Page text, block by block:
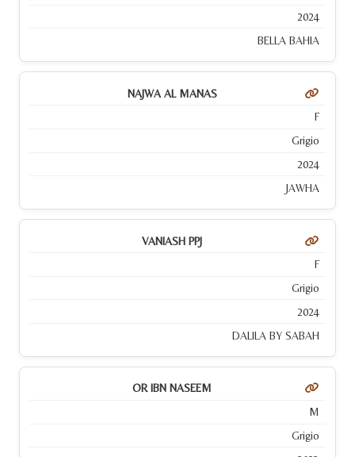
2024
BELLA BAHIA
NAJWA AL MANAS
F
Grigio
2024
JAWHA
VANIASH PPJ
F
Grigio
2024
DALILA BY SABAH
OR IBN NASEEM
M
Grigio